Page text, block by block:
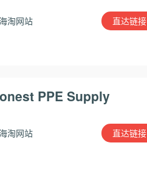
淘网站 直达链接
PPE Supply
淘网站 直达链接